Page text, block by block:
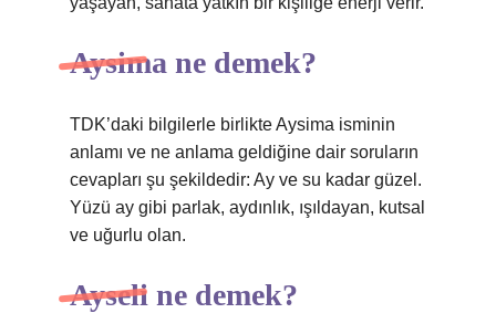
Aysima ne demek?
TDK’daki bilgilerle birlikte Aysima isminin
anlamı ve ne anlama geldiğine dair soruların
cevapları şu şekildedir: Ay ve su kadar güzel.
Yüzü ay gibi parlak, aydınlık, ışıldayan, kutsal
ve uğurlu olan.
Ayseli ne demek?